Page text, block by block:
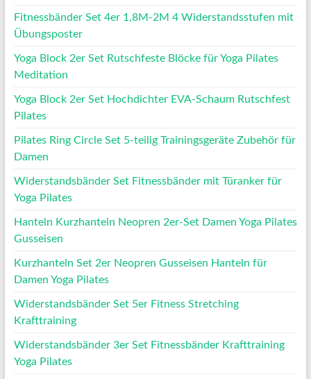
Fitnessbänder Set 4er 1,8M-2M 4 Widerstandsstufen mit
Übungsposter
Yoga Block 2er Set Rutschfeste Blöcke für Yoga Pilates
Meditation
Yoga Block 2er Set Hochdichter EVA-Schaum Rutschfest
Pilates
Pilates Ring Circle Set 5-teilig Trainingsgeräte Zubehör für
Damen
Widerstandsbänder Set Fitnessbänder mit Türanker für
Yoga Pilates
Hanteln Kurzhanteln Neopren 2er-Set Damen Yoga Pilates
Gusseisen
Kurzhanteln Set 2er Neopren Gusseisen Hanteln für
Damen Yoga Pilates
Widerstandsbänder Set 5er Fitness Stretching
Krafttraining
Widerstandsbänder 3er Set Fitnessbänder Krafttraining
Yoga Pilates